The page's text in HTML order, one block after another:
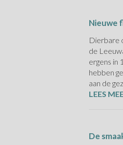
Nieuwe
Dierbare
de
ergens in
hebben
aan de
LEES
De